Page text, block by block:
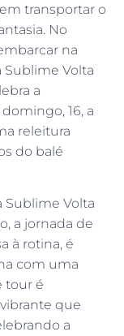
transportar o
No
na
Sublime Volta
a
16, a
releitura
do balé
Sublime Volta
a jornada de
à rotina, é
com uma
tour é
que
a